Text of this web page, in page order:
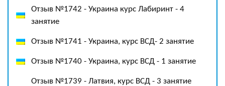
Отзыв №1742 - Украина курс Лабиринт - 4
занятие
Отзыв №1741 - Украина, курс ВСД- 2 занятие
Отзыв №1740 - Украина, курс ВСД - 1 занятие
Отзыв №1739 - Латвия, курс ВСД - 3 занятие